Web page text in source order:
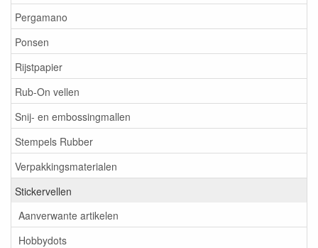
Pergamano
Ponsen
Rijstpapier
Rub-On vellen
Snij- en embossingmallen
Stempels Rubber
Verpakkingsmaterialen
Stickervellen
Aanverwante artikelen
Hobbydots